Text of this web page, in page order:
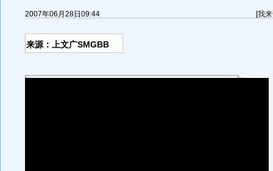
2007年06月28日09:44 [我
来源：上文广SMGBB